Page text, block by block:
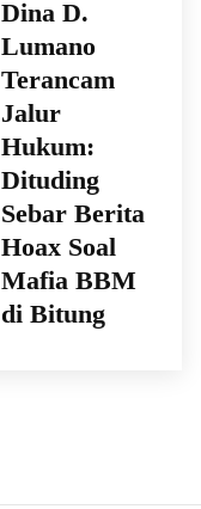
Dina D.
Lumano
Terancam
Jalur
Hukum:
Dituding
Sebar Berita
Hoax Soal
Mafia BBM
di Bitung